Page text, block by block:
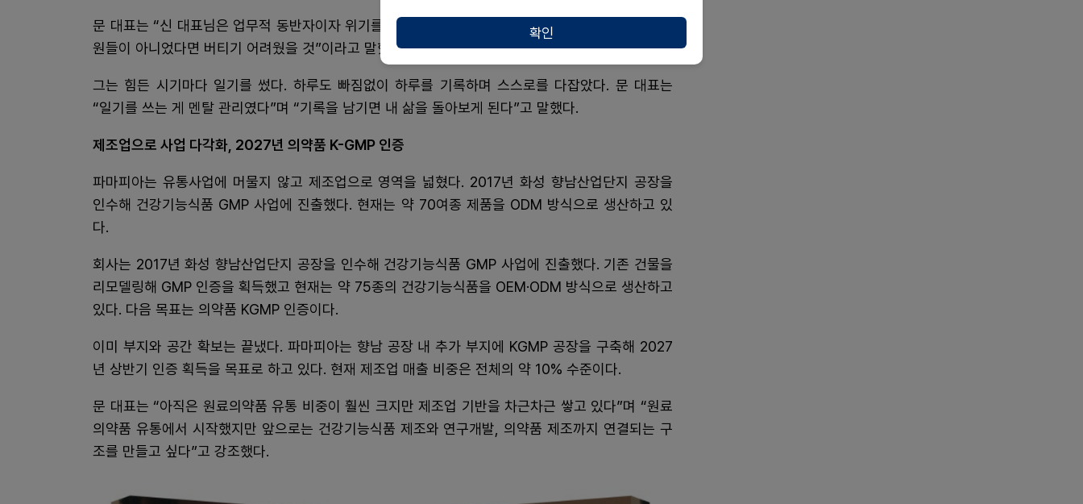
문 대표는 “신 대표님은 업무적 동반자이자 위기를 함께 극복한 사람”이라고 표현하며 “신 대표와 직
원들이 아니었다면 버티기 어려웠을 것”이라고 말했다.
그는 힘든 시기마다 일기를 썼다. 하루도 빠짐없이 하루를 기록하며 스스로를 다잡았다. 문 대표는
“일기를 쓰는 게 멘탈 관리였다”며 “기록을 남기면 내 삶을 돌아보게 된다”고 말했다.
제조업으로 사업 다각화, 2027년 의약품 K-GMP 인증
파마피아는 유통사업에 머물지 않고 제조업으로 영역을 넓혔다. 2017년 화성 향남산업단지 공장을
인수해 건강기능식품 GMP 사업에 진출했다. 현재는 약 70여종 제품을 ODM 방식으로 생산하고 있
다.
회사는 2017년 화성 향남산업단지 공장을 인수해 건강기능식품 GMP 사업에 진출했다. 기존 건물을
리모델링해 GMP 인증을 획득했고 현재는 약 75종의 건강기능식품을 OEM·ODM 방식으로 생산하고
있다. 다음 목표는 의약품 KGMP 인증이다.
이미 부지와 공간 확보는 끝냈다. 파마피아는 향남 공장 내 추가 부지에 KGMP 공장을 구축해 2027
년 상반기 인증 획득을 목표로 하고 있다. 현재 제조업 매출 비중은 전체의 약 10% 수준이다.
문 대표는 “아직은 원료의약품 유통 비중이 훨씬 크지만 제조업 기반을 차근차근 쌓고 있다”며 “원료
의약품 유통에서 시작했지만 앞으로는 건강기능식품 제조와 연구개발, 의약품 제조까지 연결되는 구
조를 만들고 싶다”고 강조했다.
확인